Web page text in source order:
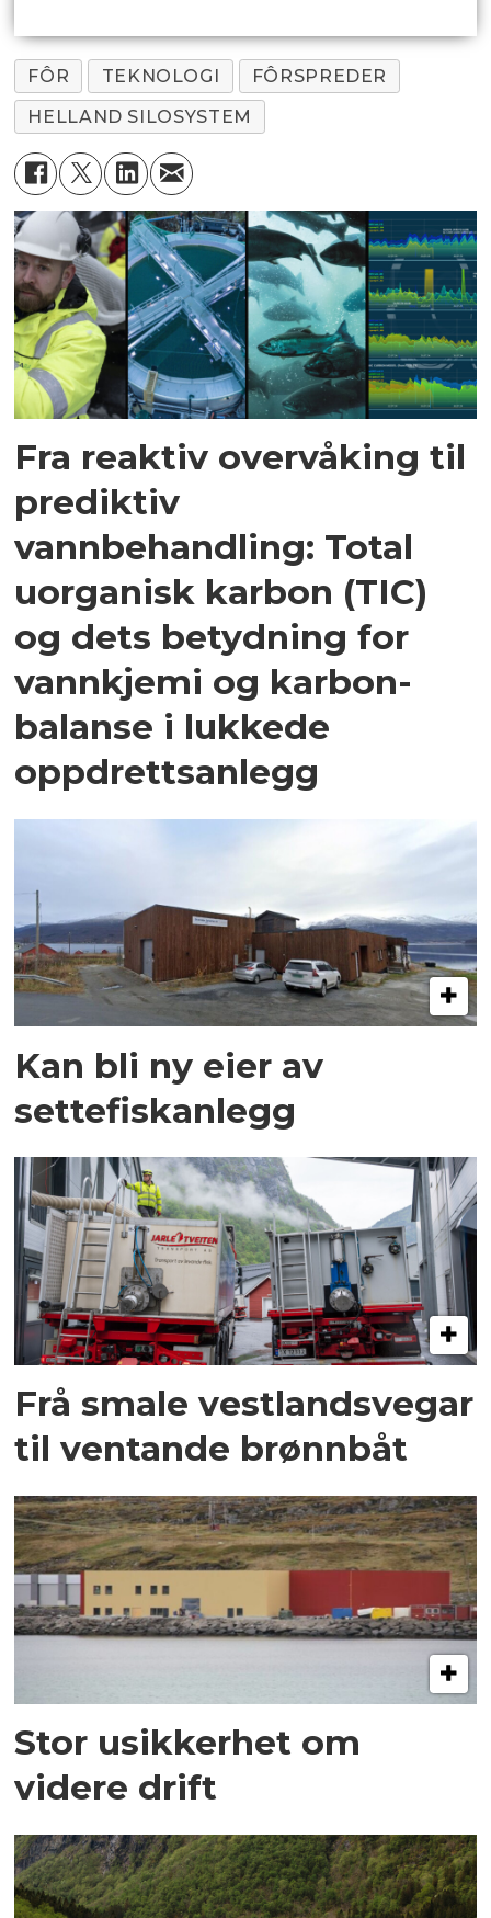
FÔR TEKNOLOGI
FÔRSPREDER
HELLAND SILOSYSTEM
Fra reaktiv overvåking til
prediktiv
vannbehandling: Total
uorganisk karbon (TIC)
og dets betydning for
vannkjemi og karbon­
balanse i lukkede
oppdrettsanlegg
Kan bli ny eier av
settefiskanlegg
Frå smale vestlandsvegar
til ventande brønnbåt
Stor usikkerhet om
videre drift